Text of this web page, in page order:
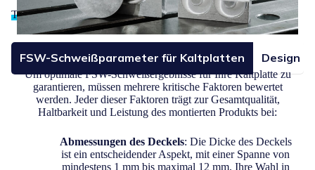
Technische Spezifikationenvon FSW-geschweißten Kaltplatten
FSW-Schweißparameter für Kaltplatten Design
Um optimale FSW-Schweißergebnisse für Ihre Kaltplatte zu
garantieren, müssen mehrere kritische Faktoren bewertet
werden. Jeder dieser Faktoren trägt zur Gesamtqualität,
Haltbarkeit und Leistung des montierten Produkts bei:
Abmessungen des Deckels: Die Dicke des Deckels
ist ein entscheidender Aspekt, mit einer Spanne von
mindestens 1 mm bis maximal 12 mm. Ihre Wahl in